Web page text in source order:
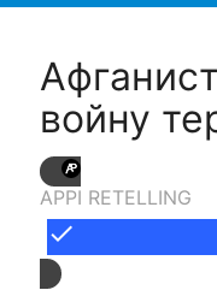
войну
APPI RETELLING
done